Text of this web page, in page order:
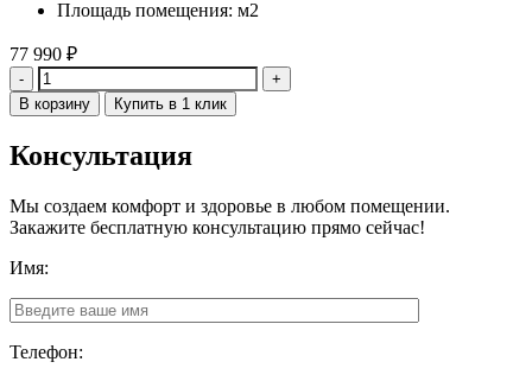
Площадь помещения: м2
77 990 ₽
Количество
В корзину Купить в 1 клик
Консультация
Мы создаем комфорт и здоровье в любом помещении.
Закажите бесплатную консультацию прямо сейчас!
Имя:
Телефон: